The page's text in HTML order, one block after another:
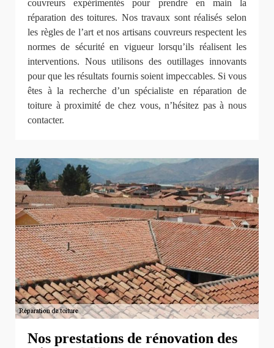
couvreurs expérimentés pour prendre en main la
réparation des toitures. Nos travaux sont réalisés selon
les règles de l’art et nos artisans couvreurs respectent les
normes de sécurité en vigueur lorsqu’ils réalisent les
interventions. Nous utilisons des outillages innovants
pour que les résultats fournis soient impeccables. Si vous
êtes à la recherche d’un spécialiste en réparation de
toiture à proximité de chez vous, n’hésitez pas à nous
contacter.
Nos prestations de rénovation des